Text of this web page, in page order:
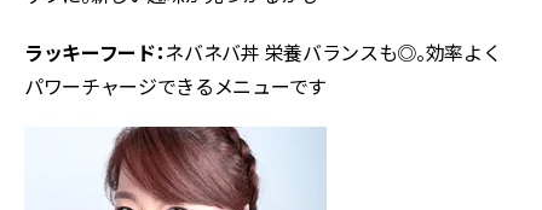
ラッキーフード：ネバネバ丼 栄養バランスも◎。効率よく
パワーチャージできるメニューです